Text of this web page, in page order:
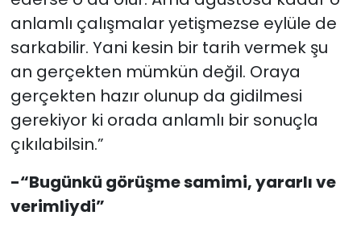
anlamlı çalışmalar yetişmezse eylüle de
sarkabilir. Yani kesin bir tarih vermek şu
an gerçekten mümkün değil. Oraya
gerçekten hazır olunup da gidilmesi
gerekiyor ki orada anlamlı bir sonuçla
çıkılabilsin.”
-“Bugünkü görüşme samimi, yararlı ve
verimliydi”